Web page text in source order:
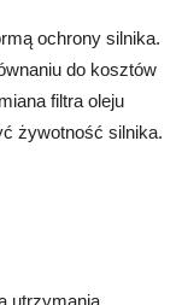
ochrony silnika.
do kosztów
filtra oleju
żywotność silnika.